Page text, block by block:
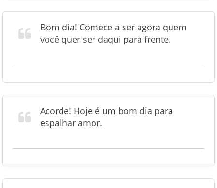
Bom dia! Comece a ser agora quem
você quer ser daqui para frente.
Acorde! Hoje é um bom dia para
espalhar amor.